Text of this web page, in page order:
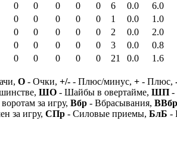
0 0 0 0 0 6 0.0 6.0
0 0 0 0 0 1 0.0 1.0
0 0 0 0 0 2 0.0 2.0
0 0 0 0 0 3 0.0 0.8
0 0 0 0 0 21 0.0 1.6
О - Очки, +/- - Плюс/минус, + - Плюс,
ШО - Шайбы в овертайме, ШП -
за игру, Вбр - Вбрасывания, ВВбр
за игру, СПр - Силовые приемы, БлБ -